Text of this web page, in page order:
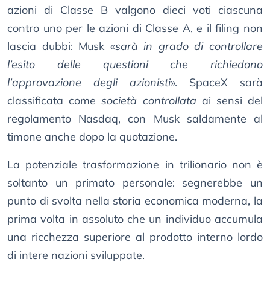
azioni di Classe B valgono dieci voti ciascuna
contro uno per le azioni di Classe A, e il filing non
lascia dubbi: Musk «sarà in grado di controllare
l’esito delle questioni che richiedono
l’approvazione degli azionisti». SpaceX sarà
classificata comesocietà controllata ai sensi del
regolamento Nasdaq, con Musk saldamente al
timone anche dopo la quotazione.
La potenziale trasformazione in trilionario non è
soltanto un primato personale: segnerebbe un
punto di svolta nella storia economica moderna, la
prima volta in assoluto che un individuo accumula
una ricchezza superiore al prodotto interno lordo
di intere nazioni sviluppate.